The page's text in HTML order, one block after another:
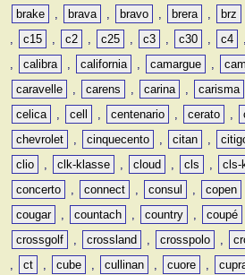
brake
, brava , bravo , brera , brz
,
c15 , c2 , c25 , c3 , c30 , c4 ,
,
calibra , california , camargue ,
caravelle
, carens , carina , carisma
celica
, cell , centenario , cerato ,
chevrolet
, cinquecento , citan ,
clio
, clk-klasse , cloud , cls , cls-
concerto
, connect , consul , copen
cougar
, countach , country , coupé
crossgolf
, crossland , crosspolo ,
,
ct , cube , cullinan , cuore ,